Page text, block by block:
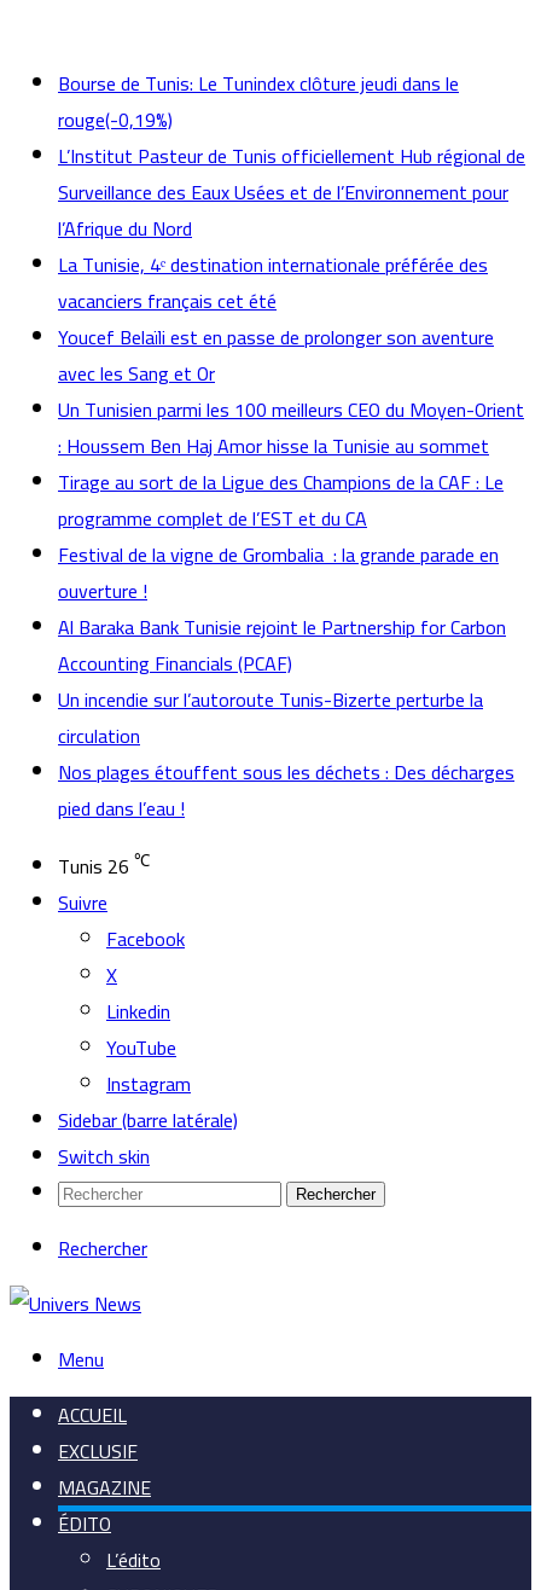
Bourse de Tunis: Le Tunindex clôture jeudi dans le
rouge(-0,19%)
L’Institut Pasteur de Tunis officiellement Hub régional de
Surveillance des Eaux Usées et de l’Environnement pour
l’Afrique du Nord
La Tunisie, 4ᵉ destination internationale préférée des
vacanciers français cet été
Youcef Belaïli est en passe de prolonger son aventure
avec les Sang et Or
Un Tunisien parmi les 100 meilleurs CEO du Moyen-Orient
: Houssem Ben Haj Amor hisse la Tunisie au sommet
Tirage au sort de la Ligue des Champions de la CAF : Le
programme complet de l’EST et du CA
Festival de la vigne de Grombalia : la grande parade en
ouverture !
Al Baraka Bank Tunisie rejoint le Partnership for Carbon
Accounting Financials (PCAF)
Un incendie sur l’autoroute Tunis-Bizerte perturbe la
circulation
Nos plages étouffent sous les déchets : Des décharges
pied dans l’eau !
Tunis 26 ℃
Suivre
Facebook
X
Linkedin
YouTube
Instagram
Sidebar (barre latérale)
Switch skin
Rechercher
Rechercher
Menu
ACCUEIL
EXCLUSIF
MAGAZINE
ÉDITO
L’édito